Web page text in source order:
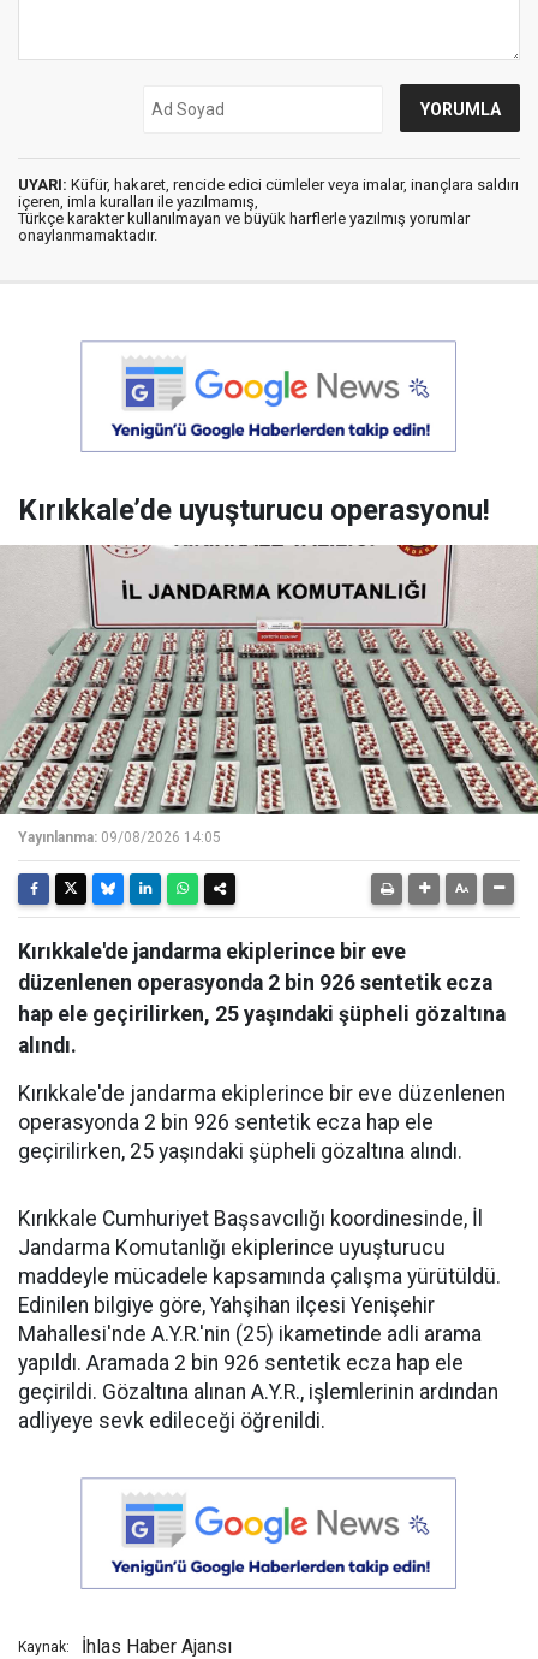
UYARI: Küfür, hakaret, rencide edici cümleler veya imalar, inançlara saldırı
içeren, imla kuralları ile yazılmamış,
Türkçe karakter kullanılmayan ve büyük harflerle yazılmış yorumlar
onaylanmamaktadır.
Kırıkkale’de uyuşturucu operasyonu!
Yayınlanma: 09/08/2026 14:05
Kırıkkale'de jandarma ekiplerince bir eve
düzenlenen operasyonda 2 bin 926 sentetik ecza
hap ele geçirilirken, 25 yaşındaki şüpheli gözaltına
alındı.
Kırıkkale'de jandarma ekiplerince bir eve düzenlenen
operasyonda 2 bin 926 sentetik ecza hap ele
geçirilirken, 25 yaşındaki şüpheli gözaltına alındı.
Kırıkkale Cumhuriyet Başsavcılığı koordinesinde, İl
Jandarma Komutanlığı ekiplerince uyuşturucu
maddeyle mücadele kapsamında çalışma yürütüldü.
Edinilen bilgiye göre, Yahşihan ilçesi Yenişehir
Mahallesi'nde A.Y.R.'nin (25) ikametinde adli arama
yapıldı. Aramada 2 bin 926 sentetik ecza hap ele
geçirildi. Gözaltına alınan A.Y.R., işlemlerinin ardından
adliyeye sevk edileceği öğrenildi.
Kaynak: İhlas Haber Ajansı